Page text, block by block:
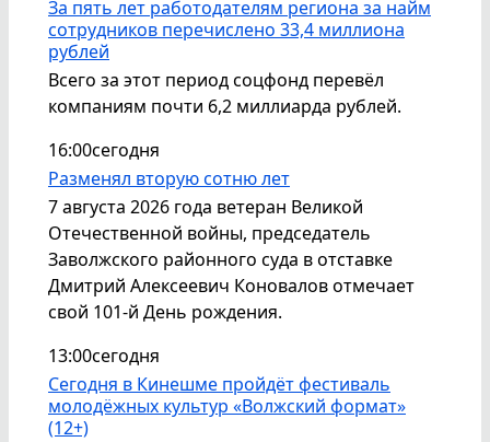
За пять лет работодателям региона за найм
сотрудников перечислено 33,4 миллиона
рублей
Всего за этот период соцфонд перевёл
компаниям почти 6,2 миллиарда рублей.
16:00сегодня
Разменял вторую сотню лет
7 августа 2026 года ветеран Великой
Отечественной войны, председатель
Заволжского районного суда в отставке
Дмитрий Алексеевич Коновалов отмечает
свой 101-й День рождения.
13:00сегодня
Сегодня в Кинешме пройдёт фестиваль
молодёжных культур «Волжский формат»
(12+)